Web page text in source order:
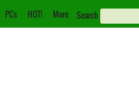
PCs HOT! More Search